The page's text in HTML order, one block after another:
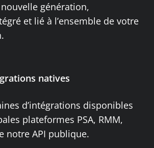
génération,
et lié à l’ensemble de votre
natives
d’intégrations disponibles
plateformes PSA, RMM,
notre API publique.